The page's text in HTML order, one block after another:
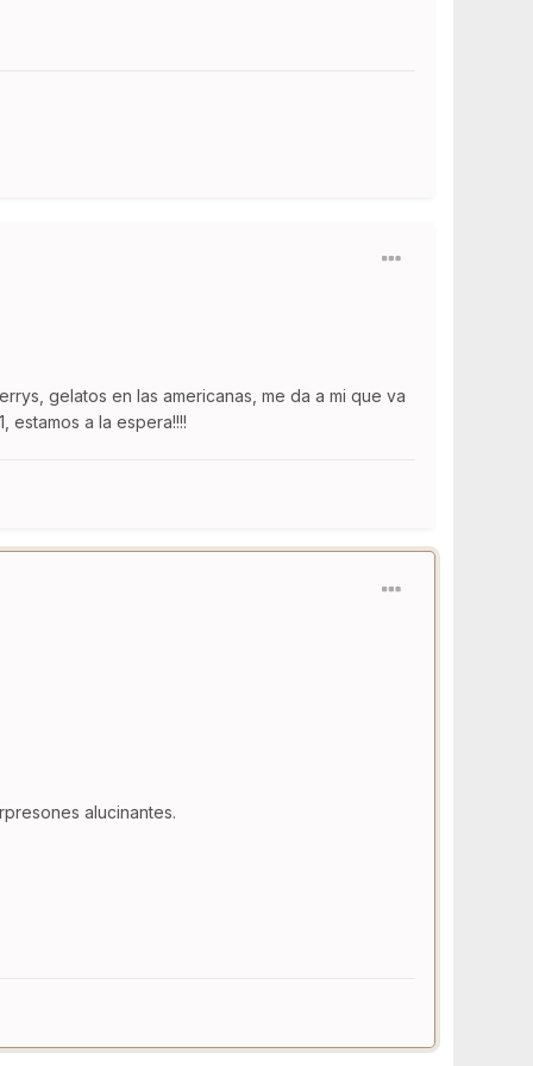
gelatos en las americanas, me da a mi que va
a la espera!!!!
alucinantes.